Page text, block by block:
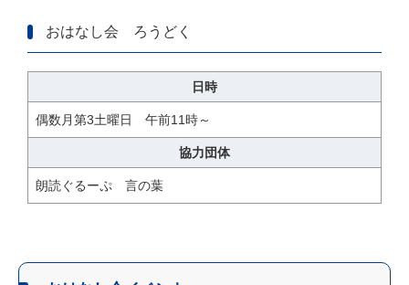
おはなし会 ろうどく
日時
偶数月第3土曜日 午前11時～
協力団体
朗読ぐるーぷ 言の葉